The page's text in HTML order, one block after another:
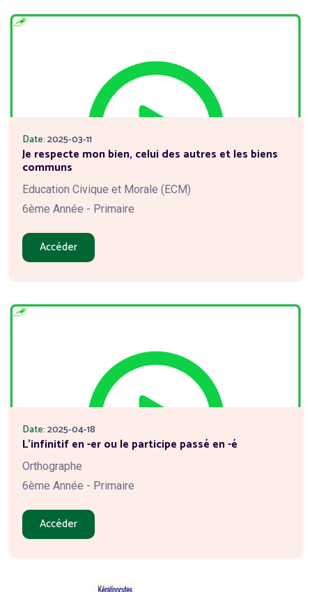
Date:2025-03-11
Je respecte mon bien, celui des autres et les biens
communs
Education Civique et Morale (ECM)
6ème Année - Primaire
Accéder
Date:2025-04-18
L'infinitif en -er ou le participe passé en -é
Orthographe
6ème Année - Primaire
Accéder